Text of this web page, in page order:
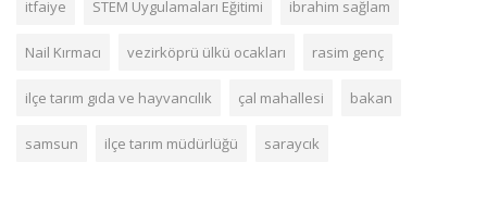
itfaiye STEM Uygulamaları Eğitimi ibrahim sağlam
Nail Kırmacı vezirköprü ülkü ocakları rasim genç
ilçe tarım gıda ve hayvancılık çal mahallesi bakan
samsun ilçe tarım müdürlüğü saraycık